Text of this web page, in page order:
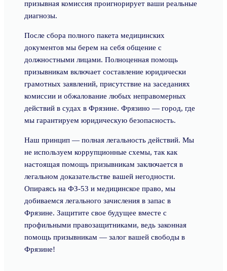
призывная комиссия проигнорирует ваши реальные
диагнозы.
После сбора полного пакета медицинских
документов мы берем на себя общение с
должностными лицами. Полноценная помощь
призывникам включает составление юридически
грамотных заявлений, присутствие на заседаниях
комиссии и обжалование любых неправомерных
действий в судах в Фрязине. Фрязино — город, где
мы гарантируем юридическую безопасность.
Наш принцип — полная легальность действий. Мы
не используем коррупционные схемы, так как
настоящая помощь призывникам заключается в
легальном доказательстве вашей негодности.
Опираясь на ФЗ-53 и медицинское право, мы
добиваемся легального зачисления в запас в
Фрязине. Защитите свое будущее вместе с
профильными правозащитниками, ведь законная
помощь призывникам — залог вашей свободы в
Фрязине!